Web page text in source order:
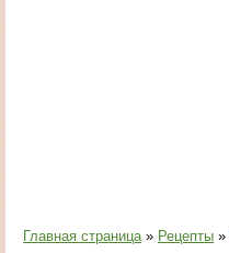
Главная страница» Рецепты »